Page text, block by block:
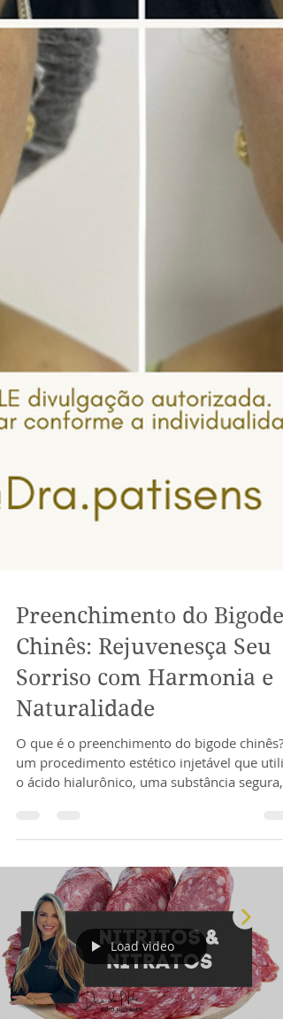
Preenchimento do Bigode
Chinês: Rejuvenesça Seu
Sorriso com Harmonia e
um procedimento estético injetável que
o ácido hialurônico, uma substância segura,
biocompatível e absorvível, para preencher
sulcos e devolver volume à região. O
não é apagar completamente a linha — mas
harmonizar a expressão facial, trazendo de
volta a leveza e a juventude ao sorriso.